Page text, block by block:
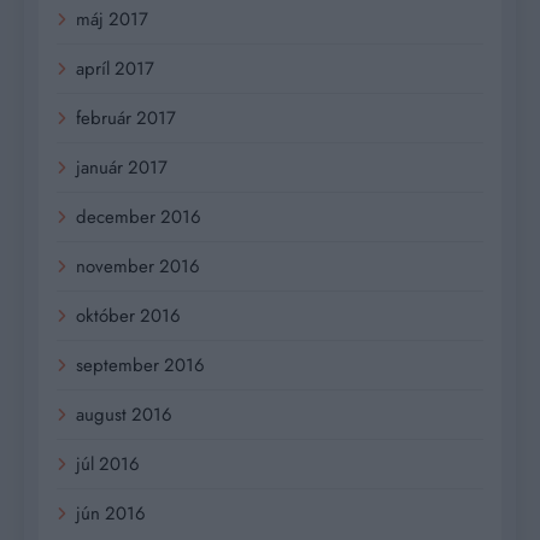
máj 2017
apríl 2017
február 2017
január 2017
december 2016
november 2016
október 2016
september 2016
august 2016
júl 2016
jún 2016